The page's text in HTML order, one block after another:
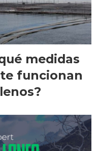
medidas
funcionan